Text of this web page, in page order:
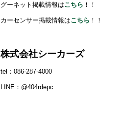
グーネット掲載情報はこちら ！！
カーセンサー掲載情報はこちら ！！
株式会社シーカーズ
tel：086‐287‐4000
LINE：@404rdepc